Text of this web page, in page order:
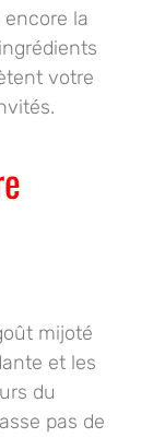
la
votre
mijoté
et les
du
pas de